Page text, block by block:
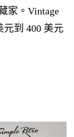
家。Vintage
元到 400 美元